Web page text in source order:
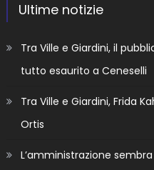
Ultime notizie
Tra Ville e Giardini, il
tutto esaurito a Ceneselli
Tra Ville e Giardini, Frida
Ortis
L’amministrazione